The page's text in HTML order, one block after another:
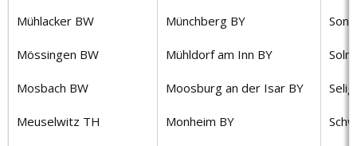
Mühlacker BW
Mössingen BW
Mosbach BW
Meuselwitz TH
Münchberg BY
Mühldorf am Inn BY
Moosburg an der Isar BY
Monheim BY